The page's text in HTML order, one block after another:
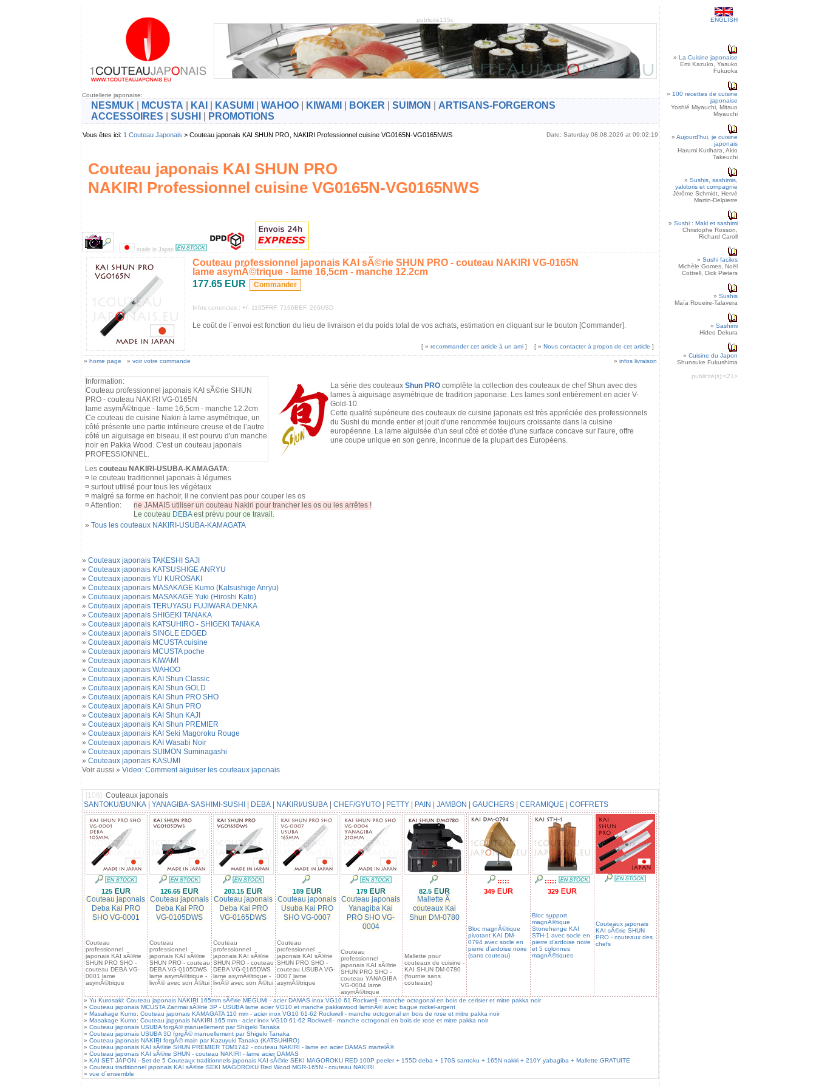
publicité135i:
Coutellerie japonaise:
NESMUK MCUSTA KAI KASUMI WAHOO| KIWAMI BOKER SUIMON
ARTISANS-FORGERONS
ACCESSOIRES
SUSHI PROMOTIONS
Vous êtes ici: 1 Couteau Japonais > Couteau japonais KAI SHUN PRO, NAKIRI Professionnel cuisine VG0165N-VG0165NWS Date: Saturday 08.08.2026 at 09:02:19
Couteau japonais KAI SHUN PRO
NAKIRI Professionnel cuisine VG0165N-VG0165NWS
made in Japan
Couteau professionnel japonais KAI sÃ©rie SHUN PRO - couteau NAKIRI VG-0165N
lame asymÃ©trique - lame 16,5cm - manche 12.2cm
177.65 EUR
Infos currencies : +/- 1165FRF, 7166BEF, 266USD
Le coût de l´envoi est fonction du lieu de livraison et du poids total de vos achats, estimation en cliquant sur le bouton [Commander].
[ » recommander cet article à un ami] [ » Nous contacter à propos de cet article ]
» home page » voir votre commande » infos livraison
Information:
Couteau professionnel japonais KAI sÃ©rie SHUN
PRO - couteau NAKIRI VG-0165N
lame asymÃ©trique - lame 16,5cm - manche 12.2cm
Ce couteau de cuisine Nakiri à lame asymétrique, un
côté présente une partie intérieure creuse et de l’autre
côté un aiguisage en biseau, il est pourvu d'un manche
noir en Pakka Wood. C'est un couteau japonais
PROFESSIONNEL.
La série des couteaux Shun PROcomplête la collection des couteaux de chef Shun avec des
lames à aiguisage asymétrique de tradition japonaise. Les lames sont entièrement en acier V-
Gold-10.
Cette qualité supérieure des couteaux de cuisine japonais est très appréciée des professionnels
du Sushi du monde entier et jouit d'une renommée toujours croissante dans la cuisine
européenne. La lame aiguisée d'un seul côté et dotée d'une surface concave sur l'aure, offre
une coupe unique en son genre, inconnue de la plupart des Européens.
Les couteau NAKIRI-USUBA-KAMAGATA:
¤ le couteau traditionnel japonais à légumes
¤ surtout utilisé pour tous les végétaux
¤ malgré sa forme en hachoir, il ne convient pas pour couper les os
¤ Attention:
ne JAMAIS utiliser un couteau Nakiri pour trancher les os ou les arrêtes !
Le couteau DEBAest prévu pour ce travail.
» Tous les couteaux NAKIRI-USUBA-KAMAGATA
» Couteaux japonais TAKESHI SAJI
» Couteaux japonais KATSUSHIGE ANRYU
» Couteaux japonais YU KUROSAKI
» Couteaux japonais MASAKAGE Kumo (Katsushige Anryu)
» Couteaux japonais MASAKAGE Yuki (Hiroshi Kato)
» Couteaux japonais TERUYASU FUJIWARA DENKA
» Couteaux japonais SHIGEKI TANAKA
» Couteaux japonais KATSUHIRO - SHIGEKI TANAKA
» Couteaux japonais SINGLE EDGED
» Couteaux japonais MCUSTA cuisine
» Couteaux japonais MCUSTA poche
» Couteaux japonais KIWAMI
» Couteaux japonais WAHOO
» Couteaux japonais KAI Shun Classic
» Couteaux japonais KAI Shun GOLD
» Couteaux japonais KAI Shun PRO SHO
» Couteaux japonais KAI Shun PRO
» Couteaux japonais KAI Shun KAJI
» Couteaux japonais KAI Shun PREMIER
» Couteaux japonais KAI Seki Magoroku Rouge
» Couteaux japonais KAI Wasabi Noir
» Couteaux japonais SUIMON Suminagashi
» Couteaux japonais KASUMI
Voir aussi » Video: Comment aiguiser les couteaux japonais
[106]
Couteaux japonais
SANTOKU/BUNKA| YANAGIBA-SASHIMI-SUSHI DEBA| NAKIRI/USUBA| CHEF/GYUTO| PETTY| PAIN JAMBON GAUCHERS| CERAMIQUE| COFFRETS
125
Couteau japonais
Deba Kai PRO
SHO VG-0001
Couteau
professionnel
japonais KAI sÃ©rie
SHUN PRO SHO -
couteau DEBA VG-
0001 lame
asymÃ©trique
126.65
Couteau japonais
Deba Kai PRO
VG-0105DWS
Couteau
professionnel
japonais KAI sÃ©rie
SHUN PRO - couteau
DEBA VG-0105DWS
lame asymÃ©trique -
livrÃ© avec son Ã©tui
203.15
Couteau japonais
Deba Kai PRO
VG-0165DWS
Couteau
professionnel
japonais KAI sÃ©rie
SHUN PRO - couteau
DEBA VG-0165DWS
lame asymÃ©trique -
livrÃ© avec son Ã©tui
189
Couteau japonais
Usuba Kai PRO
SHO VG-0007
Couteau
professionnel
japonais KAI sÃ©rie
SHUN PRO SHO -
couteau USUBA VG-
0007 lame
asymÃ©trique
179
Couteau japonais
Yanagiba Kai
PRO SHO VG-
0004
Couteau
professionnel
japonais KAI sÃ©rie
SHUN PRO SHO -
couteau YANAGIBA
VG-0004 lame
asymÃ©trique
82.5
Mallette Ã
couteaux Kai
Shun DM-0780
Mallette pour
couteaux de cuisine -
KAI SHUN DM-0780
(fournie sans
couteaux)
:::::
349
Bloc magnÃ©tique
pivotant KAI DM-
0794 avec socle en
pierre d’ardoise noire
(sans couteau)
:::::
329
Bloc support
magnÃ©tique
Stonehenge KAI
STH-1 avec socle en
pierre d’ardoise noire
et 5 colonnes
magnÃ©tiques
Couteaux japonais
KAI sÃ©rie SHUN
PRO - couteaux des
chefs
» Yu Kurosaki: Couteau japonais NAKIRI 165mm sÃ©rie MEGUMI - acier DAMAS inox VG10 61 Rockwell - manche octogonal en bois de cerisier et mitre pakka noir
» Couteau japonais MCUSTA Zanmai sÃ©rie 3P - USUBA lame acier VG10 et manche pakkawood laminÃ© avec bague nickel-argent
» Masakage Kumo: Couteau japonais KAMAGATA 110 mm - acier inox VG10 61-62 Rockwell - manche octogonal en bois de rose et mitre pakka noir
» Masakage Kumo: Couteau japonais NAKIRI 165 mm - acier inox VG10 61-62 Rockwell - manche octogonal en bois de rose et mitre pakka noir
» Couteau japonais USUBA forgÃ© manuellement par Shigeki Tanaka
» Couteau japonais USUBA 3D forgÃ© manuellement par Shigeki Tanaka
» Couteau japonais NAKIRI forgÃ© main par Kazuyuki Tanaka (KATSUHIRO)
» Couteau japonais KAI sÃ©rie SHUN PREMIER TDM1742 - couteau NAKIRI - lame en acier DAMAS martelÃ©
» Couteau japonais KAI sÃ©rie SHUN - couteau NAKIRI - lame acier DAMAS
» KAI SET JAPON - Set de 5 Couteaux traditionnels japonais KAI sÃ©rie SEKI MAGOROKU RED 100P peeler + 155D deba + 170S santoku + 165N nakiri + 210Y yabagiba + Mallette GRATUITE
» Couteau traditionnel japonais KAI sÃ©rie SEKI MAGOROKU Red Wood MGR-165N - couteau NAKIRI
» vue d´ensemble
ENGLISH
» La Cuisine japonaise
Emi Kazuko, Yasuko
Fukuoka
» 100 recettes de cuisine
japonaise
Yoshié Miyauchi, Mitsuo
Miyauchi
» Aujourd'hui, je cuisine
japonais
Harumi Kurihara, Akio
Takeuchi
» Sushis, sashimis,
yakitoris et compagnie
Jérôme Schmidt, Hervé
Martin-Delpierre
» Sushi : Maki et sashimi
Christophe Rosson,
Richard Caroll
» Sushi faciles
Michèle Gomes, Noël
Cottrell, Dick Pieters
» Sushis
Maïa Roueire-Talavera
» Sashimi
Hideo Dekura
» Cuisine du Japon
Shunsuke Fukushima
publicité(s):<21>